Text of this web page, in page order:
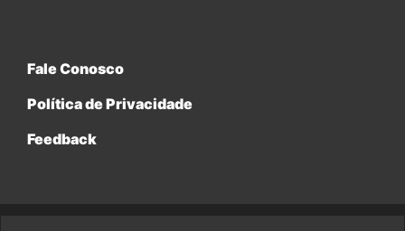
Fale Conosco
Política de Privacidade
Feedback